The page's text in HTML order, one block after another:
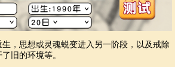
，思想或灵魂蜕变进入另一阶段，以及戒除
旧的环境等。